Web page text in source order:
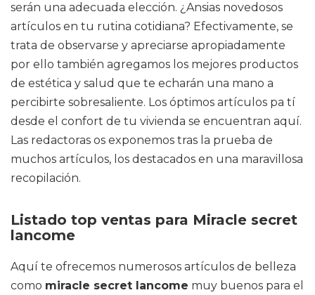
serán una adecuada elección. ¿Ansias novedosos
artículos en tu rutina cotidiana? Efectivamente, se
trata de observarse y apreciarse apropiadamente
por ello también agregamos los mejores productos
de estética y salud que te echarán una mano a
percibirte sobresaliente. Los óptimos artículos pa tí
desde el confort de tu vivienda se encuentran aquí.
Las redactoras os exponemos tras la prueba de
muchos artículos, los destacados en una maravillosa
recopilación.
Listado top ventas para Miracle secret
lancome
Aquí te ofrecemos numerosos artículos de belleza
como miracle secret lancome muy buenos para el